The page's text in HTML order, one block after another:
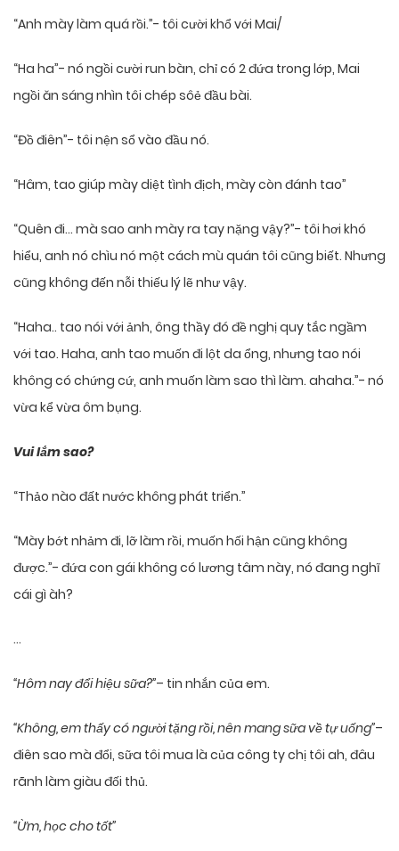
“Anh mày làm quá rồi.”- tôi cười khổ với Mai/
“Ha ha”- nó ngồi cười run bàn, chỉ có 2 đứa trong lớp, Mai
ngồi ăn sáng nhìn tôi chép sôẻ đầu bài.
“Đồ điên”- tôi nện sổ vào đầu nó.
“Hâm, tao giúp mày diệt tình địch, mày còn đánh tao”
“Quên đi… mà sao anh mày ra tay nặng vậy?”- tôi hơi khó
hiểu, anh nó chìu nó một cách mù quán tôi cũng biết. Nhưng
cũng không đến nỗi thiếu lý lẽ như vậy.
“Haha.. tao nói với ảnh, ông thầy đó đề nghị quy tắc ngầm
với tao. Haha, anh tao muốn đi lột da ổng, nhưng tao nói
không có chứng cứ, anh muốn làm sao thì làm. ahaha.”- nó
vừa kể vừa ôm bụng.
Vui lắm sao?
“Thảo nào đất nước không phát triển.”
“Mày bớt nhảm đi, lỡ làm rồi, muốn hối hận cũng không
được.”- đứa con gái không có lương tâm này, nó đang nghĩ
cái gì àh?
…
“Hôm nay đổi hiệu sữa?”– tin nhắn của em.
“Không, em thấy có người tặng rồi, nên mang sữa về tự uống”–
điên sao mà đổi, sữa tôi mua là của công ty chị tôi ah, đâu
rãnh làm giàu đối thủ.
“Ừm, học cho tốt”